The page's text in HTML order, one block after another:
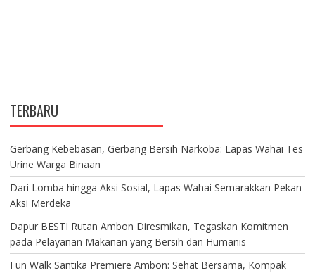
TERBARU
Gerbang Kebebasan, Gerbang Bersih Narkoba: Lapas Wahai Tes
Urine Warga Binaan
Dari Lomba hingga Aksi Sosial, Lapas Wahai Semarakkan Pekan
Aksi Merdeka
Dapur BESTI Rutan Ambon Diresmikan, Tegaskan Komitmen
pada Pelayanan Makanan yang Bersih dan Humanis
Fun Walk Santika Premiere Ambon: Sehat Bersama, Kompak